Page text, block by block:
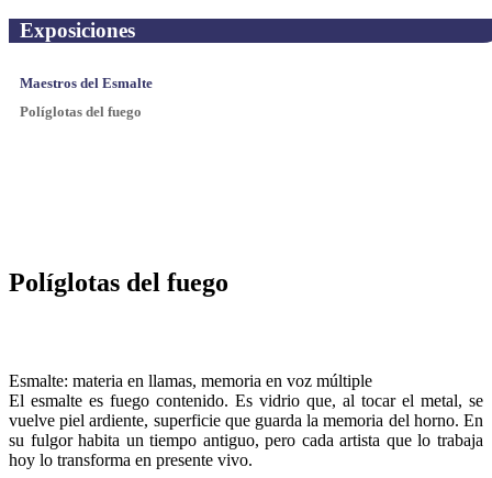
Exposiciones
Maestros del Esmalte
Políglotas del fuego
Políglotas del fuego
Esmalte: materia en llamas, memoria en voz múltiple
El esmalte es fuego contenido. Es vidrio que, al tocar el metal, se
vuelve piel ardiente, superficie que guarda la memoria del horno. En
su fulgor habita un tiempo antiguo, pero cada artista que lo trabaja
hoy lo transforma en presente vivo.